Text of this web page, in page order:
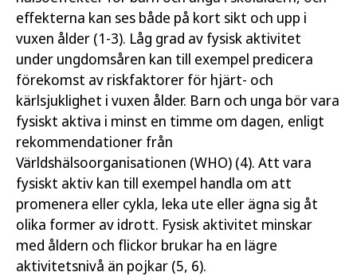
effekterna kan ses både på kort sikt och upp i
vuxen ålder (1-3). Låg grad av fysisk aktivitet
under ungdomsåren kan till exempel predicera
förekomst av riskfaktorer för hjärt- och
kärlsjuklighet i vuxen ålder. Barn och unga bör vara
fysiskt aktiva i minst en timme om dagen, enligt
rekommendationer från
Världshälsoorganisationen (WHO) (4). Att vara
fysiskt aktiv kan till exempel handla om att
promenera eller cykla, leka ute eller ägna sig åt
olika former av idrott. Fysisk aktivitet minskar
med åldern och flickor brukar ha en lägre
aktivitetsnivå än pojkar (5, 6).